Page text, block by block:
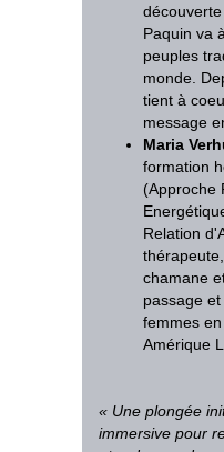
Paquin va
peuples
monde.
tient à
message
Maria
formation
(Approche
Relation
chamane
passage
femmes
Amérique
« Une plongée
immersive pour